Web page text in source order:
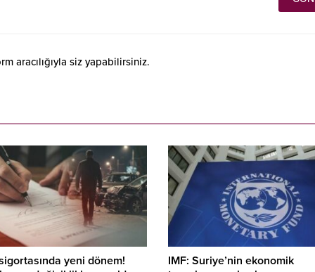
aracılığıyla siz yapabilirsiniz.
yeni dönem!
IMF: Suriye’nin ekonomik